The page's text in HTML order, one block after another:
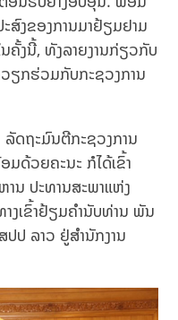
ສົງຂອງການມາຢ້ຽມຢາມ
ຄັ້ງນີ້, ທັງລາຍງານກ່ຽວກັບ
ຽກຮ່ວມກັບກະຊວງການ
ດຖະມົນຕີກະຊວງການ
ດ້ວຍຄະນະ ກໍໄດ້ເຂົ້າ
ນ ປະທານສະພາແຫ່ງ
າງເຂົ້າຢ້ຽມຄຳນັບທ່ານ ພັນ
ປ ລາວ ຢູ່ສຳນັກງານ